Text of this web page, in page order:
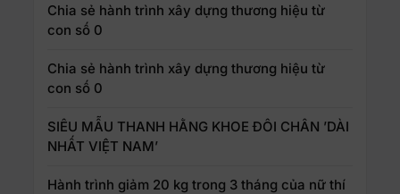
Chia sẻ hành trình xây dựng thương hiệu từ
con số 0
Chia sẻ hành trình xây dựng thương hiệu từ
con số 0
SIÊU MẪU THANH HẰNG KHOE ĐÔI CHÂN ’DÀI
NHẤT VIỆT NAM’
Hành trình giảm 20 kg trong 3 tháng của nữ thí